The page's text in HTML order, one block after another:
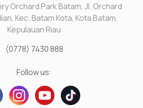
Orchard Park Batam, Jl. Orchard
Kec. Batam Kota, Kota Batam,
Kepulauan Riau
(0778) 7430 888
Follow us: